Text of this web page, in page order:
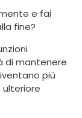
e fai
fine?
di mantenere
più